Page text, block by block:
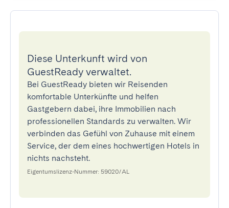
Diese Unterkunft wird von
GuestReady verwaltet.
Bei GuestReady bieten wir Reisenden
komfortable Unterkünfte und helfen
Gastgebern dabei, ihre Immobilien nach
professionellen Standards zu verwalten. Wir
verbinden das Gefühl von Zuhause mit einem
Service, der dem eines hochwertigen Hotels in
nichts nachsteht.
Eigentumslizenz-Nummer: 59020/AL